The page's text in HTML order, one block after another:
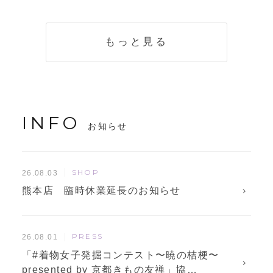
もっと見る
INFO お知らせ
26.08.03 SHOP
熊本店 臨時休業延長のお知らせ
26.08.01 PRESS
「#着物女子発掘コンテスト〜暁の桔梗〜
presented by 京都きもの友禅」協…